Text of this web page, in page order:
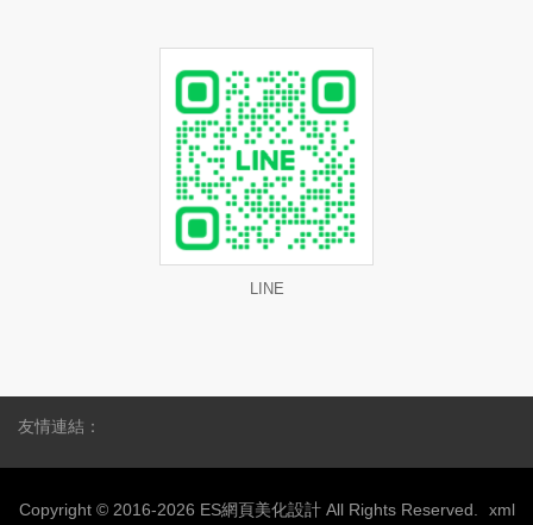
LINE
友情連結：
Copyright © 2016-2026 ES網頁美化設計 All Rights Reserved. xml